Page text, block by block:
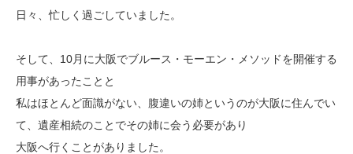
日々、忙しく過ごしていました。
そして、10月に大阪でブルース・モーエン・メソッドを開催する
用事があったことと
私はほとんど面識がない、腹違いの姉というのが大阪に住んでい
て、遺産相続のことでその姉に会う必要があり
大阪へ行くことがありました。